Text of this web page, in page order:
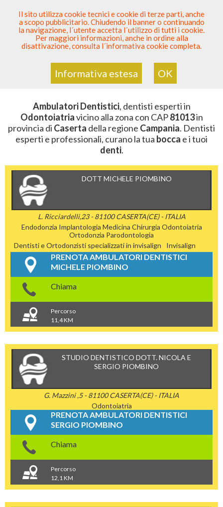
SEI DENTISTA? PARTECIPA
Sei QuiElenco Dentista Sicuro > Odontoiatria>
Ambulatori Dentistici>Campania>Caserta>CAP
81013
ZONA CON CAP 81013
Ambulatori Dentistici, dentisti esperti in
Odontoiatriavicino alla zona con CAP81013in
provincia di Caserta della regione Campania. Dentisti
esperti e professionali, curano la tua bocca e i tuoi
denti.
DOTT MICHELE PIOMBINO
L. Ricciardelli,23 - 81100 CASERTA(CE) - ITALIA
Endodonzia Implantologia Medicina Chirurgia Odontoiatria
Ortodonzia Parodontologia
Dentisti e Ortodonzisti specializzati in invisalign
Invisalign
PRENOTA AMBULATORI DENTISTICI
MICHELE PIOMBINO
Chiama
Percorso
11,4 KM
STUDIO DENTISTICO DOTT. NICOLA E
SERGIO PIOMBINO
G. Mazzini ,5 - 81100 CASERTA(CE) - ITALIA
Odontoiatria
PRENOTA AMBULATORI DENTISTICI
SERGIO PIOMBINO
Chiama
Percorso
12,1 KM
Il sito utilizza cookie tecnici e cookie di terze parti, anche
a scopo pubblicitario. Chiudendo il banner o continuando
la navigazione, l´utente accetta l´utilizzo di tutti i cookie.
Per maggiori informazioni, anche in ordine alla
disattivazione, consulta l´informativa cookie completa.
Informativa estesa OK